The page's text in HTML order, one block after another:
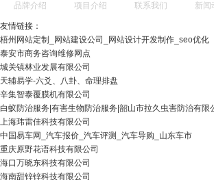
品牌介绍 项目介绍 联系我们 新闻
友情链接：
梧州网站定制_网站建设公司_网站设计开发制作_seo优化
泰安市商务咨询维修网点
城关镇林业发展有限公司
天辅易学-六爻、八卦、命理排盘
辛集智泰覆膜机有限公司
白蚁防治服务|有害生物防治服务|韶山市拉久虫害防治有限
上海玮雷佳科技有限公司
中国易车网_汽车报价_汽车评测_汽车导购_山东车市
重庆原野花语科技有限公司
海口万晓东科技有限公司
海南甜锌锌科技有限公司